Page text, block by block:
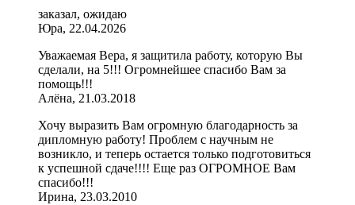
заказал, ожидаю
Юра, 22.04.2026
Уважаемая Вера, я защитила работу, которую Вы
сделали, на 5!!! Огромнейшее спасибо Вам за
помощь!!!
Алёна, 21.03.2018
Хочу выразить Вам огромную благодарность за
дипломную работу! Проблем с научным не
возникло, и теперь остается только подготовиться
к успешной сдаче!!!! Еще раз ОГРОМНОЕ Вам
спасибо!!!
Ирина, 23.03.2010